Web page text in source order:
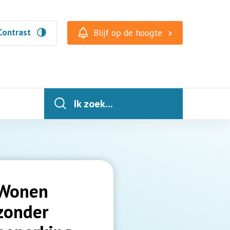
Blijf op de hoogte
Ik zoek...